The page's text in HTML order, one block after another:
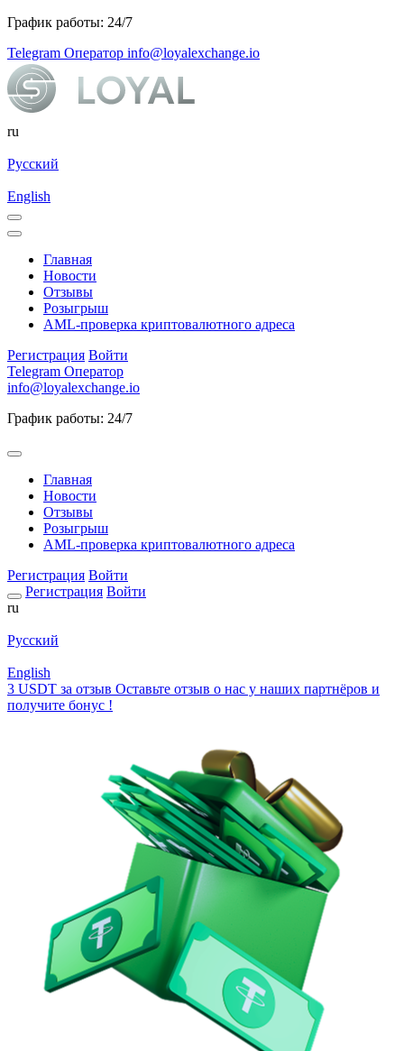
График работы: 24/7
Telegram Оператор info@loyalexchange.io
ru
Русский
English
Главная
Новости
Отзывы
Розыгрыш
AML-проверка криптовалютного адреса
Регистрация Войти
Telegram Оператор
info@loyalexchange.io
График работы: 24/7
Главная
Новости
Отзывы
Розыгрыш
AML-проверка криптовалютного адреса
Регистрация Войти
Регистрация Войти
ru
Русский
English
3 USDT за отзыв Оставьте отзыв о нас у наших партнёров и
получите бонус !